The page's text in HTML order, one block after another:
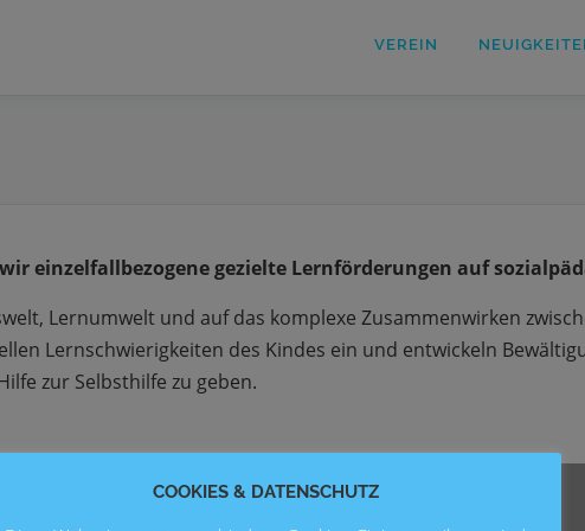
VEREIN
einzelfallbezogene gezielte Lernförderungen auf
Lernumwelt und auf das komplexe Zusammenwirken
Lernschwierigkeiten des Kindes ein und entwickeln
zur Selbsthilfe zu geben.
COOKIES & DATENSCHUTZ